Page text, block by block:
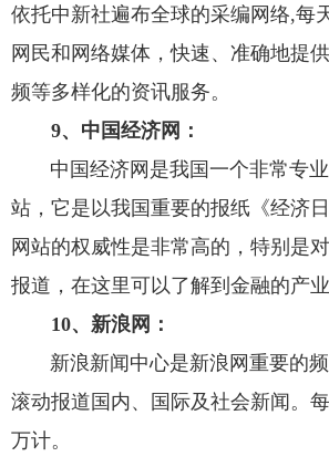
依托中新社遍布全球的采编网络,每
网民和网络媒体，快速、准确地提
频等多样化的资讯服务。
9、中国经济网：
中国经济网是我国一个非常专业
站，它是以我国重要的报纸《经济
网站的权威性是非常高的，特别是
报道，在这里可以了解到金融的产业
10、新浪网：
新浪新闻中心是新浪网重要的
滚动报道国内、国际及社会新闻。
万计。